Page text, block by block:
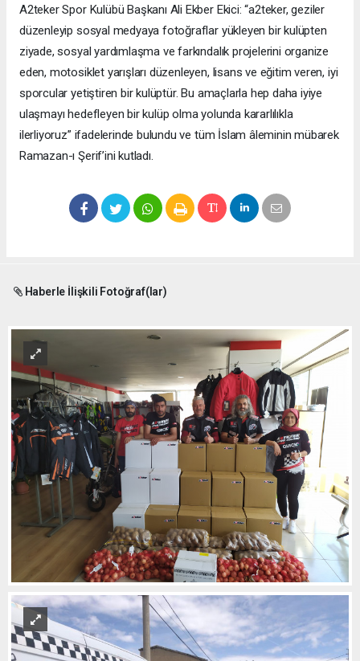
A2teker Spor Kulübü Başkanı Ali Ekber Ekici: “a2teker, geziler
düzenleyip sosyal medyaya fotoğraflar yükleyen bir kulüpten
ziyade, sosyal yardımlaşma ve farkındalık projelerini organize
eden, motosiklet yarışları düzenleyen, lisans ve eğitim veren, iyi
sporcular yetiştiren bir kulüptür. Bu amaçlarla hep daha iyiye
ulaşmayı hedefleyen bir kulüp olma yolunda kararlılıkla
ilerliyoruz” ifadelerinde bulundu ve tüm İslam âleminin mübarek
Ramazan-ı Şerif’ini kutladı.
Haberle İlişkili Fotoğraf(lar)